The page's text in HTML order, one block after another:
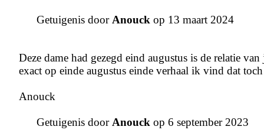
Getuigenis doorAnouck op 13 maart 2024
Deze dame had gezegd eind augustus is de relatie
exact op einde augustus einde verhaal ik vind dat
Anouck
Getuigenis doorAnouck op 6 september 2023